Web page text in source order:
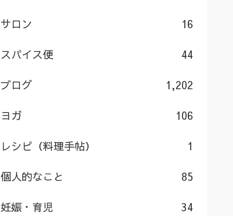
サロン 16
スパイス便 44
ブログ 1,202
ヨガ 106
レシピ（料理手帖） 1
個人的なこと 85
妊娠・育児 34